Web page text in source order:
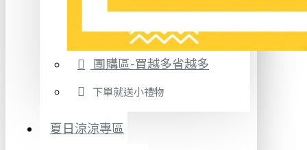
團購區-買越多省越多
下單就送小禮物
夏日涼涼專區